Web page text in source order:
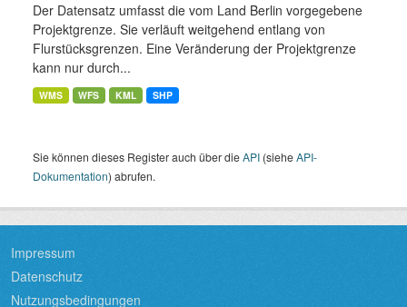
Der Datensatz umfasst die vom Land Berlin vorgegebene
Projektgrenze. Sie verläuft weitgehend entlang von
Flurstücksgrenzen. Eine Veränderung der Projektgrenze
kann nur durch...
WMS WFS KML SHP
Sie können dieses Register auch über dieAPI (sieheAPI-
Dokumentation) abrufen.
Impressum
Datenschutz
Nutzungsbedingungen